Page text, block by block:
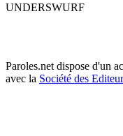
UNDERSWURF
Paroles.net dispose d'un
avec la Société des